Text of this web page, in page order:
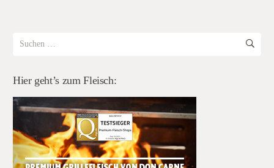
nach:
Hier geht’s zum Fleisch: